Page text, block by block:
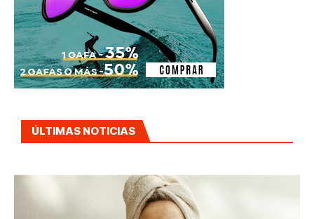
ÚLTIMAS NOTICIAS